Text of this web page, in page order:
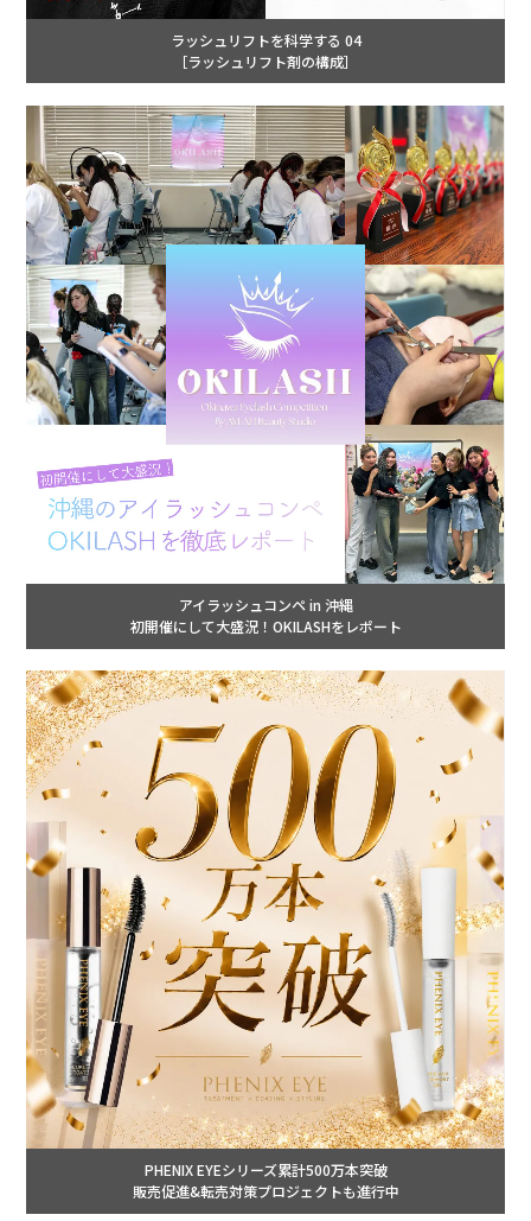
ラッシュリフトを科学する 04
［ラッシュリフト剤の構成］
アイラッシュコンペ in 沖縄
初開催にして大盛況！OKILASHをレポート
PHENIX EYEシリーズ累計500万本突破
販売促進&転売対策プロジェクトも進行中